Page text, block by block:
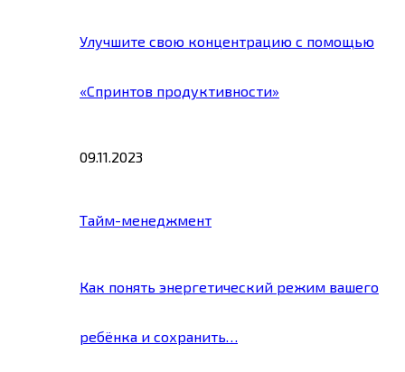
Улучшите свою концентрацию с помощью
«Спринтов продуктивности»
09.11.2023
Тайм-менеджмент
Как понять энергетический режим вашего
ребёнка и сохранить…